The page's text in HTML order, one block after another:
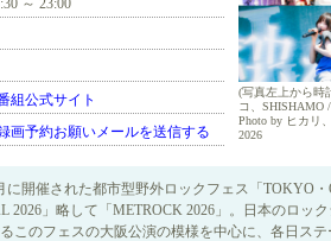
～ 23:00
組公式サイト
画予約お願いメールを送信する
(写真左上から時
コ、SHISHAMO
Photo by ヒカリ
2026
に開催された都市型野外ロックフェス「TOKYO
2026」略して「METROCK 2026」。日本のロッ
このフェスの大阪公演の模様を中心に、各日ス